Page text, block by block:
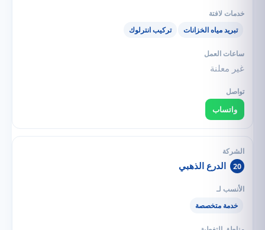
تبريد مياه الخزانات تركيب انترلوك
غير معلنة
واتساب
20 الدرع الذهبي
خدمة متخصصة